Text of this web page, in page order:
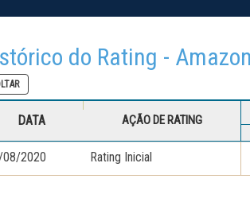
do Rating -
DATA AÇÃO DE RATING
2020 Rating Inicial